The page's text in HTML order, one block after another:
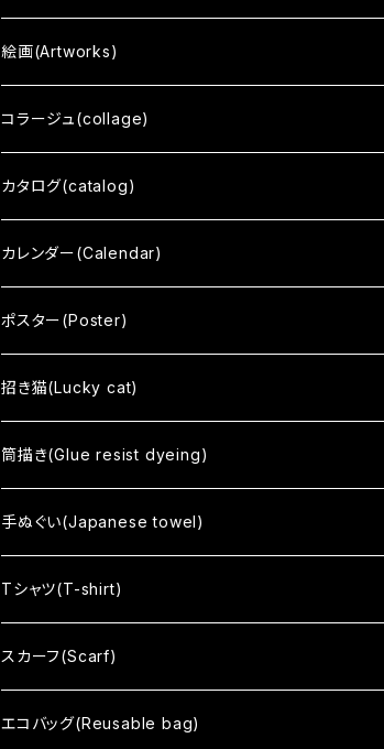
絵画(Artworks)
三十三応現身波図 -明日への精神-
擬音態画伝
ひとうみ
いはれてみれば
響 - reverberation -
間 - HAZAMA -
circle
Soso
Sharekoube
no mean
コラージュ(collage)
カタログ(catalog)
カレンダー(Calendar)
ポスター(Poster)
招き猫(Lucky cat)
筒描き(Glue resist dyeing)
手ぬぐい(Japanese towel)
Tシャツ(T-shirt)
スカーフ(Scarf)
エコバッグ(Reusable bag)